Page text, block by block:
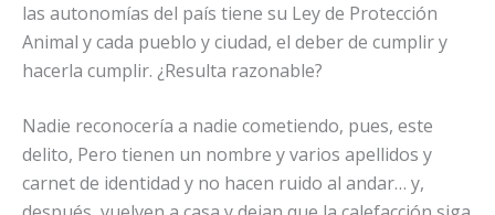
las autonomías del país tiene su Ley de Protección
Animal y cada pueblo y ciudad, el deber de cumplir y
hacerla cumplir. ¿Resulta razonable?
Nadie reconocería a nadie cometiendo, pues, este
delito, Pero tienen un nombre y varios apellidos y
carnet de identidad y no hacen ruido al andar… y,